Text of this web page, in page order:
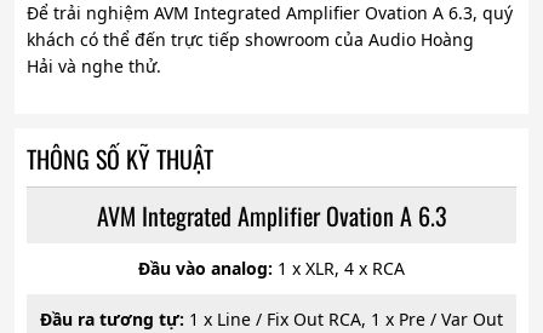
Để trải nghiệm AVM Integrated Amplifier Ovation A 6.3, quý
khách có thể đến trực tiếp showroom của Audio Hoàng
Hải và nghe thử.
THÔNG SỐ KỸ THUẬT
AVM Integrated Amplifier Ovation A 6.3
Đầu vào analog: 1 x XLR, 4 x RCA
Đầu ra tương tự: 1 x Line / Fix Out RCA, 1 x Pre / Var Out